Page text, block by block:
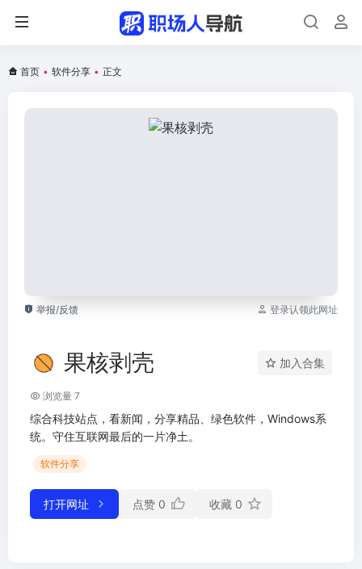
首页 • 软件分享 • 正文
举报/反馈 登录认领此网址
果核剥壳 加入合集
浏览量 7
综合科技站点，看新闻，分享精品、绿色软件，Windows系
统。守住互联网最后的一片净土。
软件分享
打开网址 点赞 0 收藏 0